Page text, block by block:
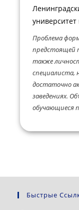
Проблема
предстоящей
также
специалиста,
достаточно
заведениях.
обучающиеся
Быстрые